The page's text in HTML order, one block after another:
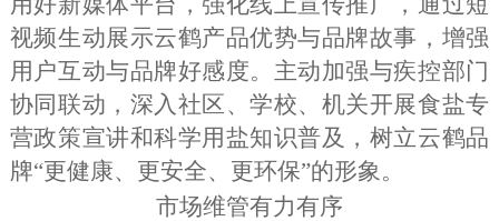
视频生动展示云鹤产品优势与品牌故事，增强
用户互动与品牌好感度。主动加强与疾控部门
协同联动，深入社区、学校、机关开展食盐专
营政策宣讲和科学用盐知识普及，树立云鹤品
牌“更健康、更安全、更环保”的形象。
市场维管有力有序